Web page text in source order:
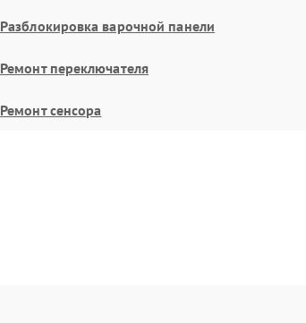
Разблокировка варочной панели
Ремонт переключателя
Ремонт сенсора